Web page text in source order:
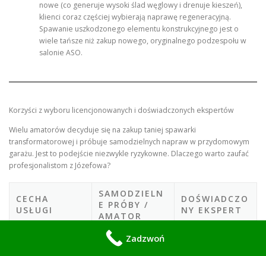
nowe (co generuje wysoki ślad węglowy i drenuje kieszeń),
klienci coraz częściej wybierają naprawę regeneracyjną.
Spawanie uszkodzonego elementu konstrukcyjnego jest o
wiele tańsze niż zakup nowego, oryginalnego podzespołu w
salonie ASO.
Korzyści z wyboru licencjonowanych i doświadczonych ekspertów
Wielu amatorów decyduje się na zakup taniej spawarki
transformatorowej i próbuje samodzielnych napraw w przydomowym
garażu. Jest to podejście niezwykle ryzykowne. Dlaczego warto zaufać
profesjonalistom z Józefowa?
CECHA
USŁUGI
SAMODZIELN
E PRÓBY /
AMATOR
DOŚWIADCZO
NY EKSPERT
Niska, ryzyko
pęknięć, obecność
Zadzwoń